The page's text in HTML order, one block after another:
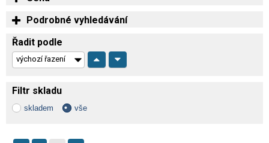
Podrobné vyhledávání
Řadit podle
Filtr skladu
skladem vše